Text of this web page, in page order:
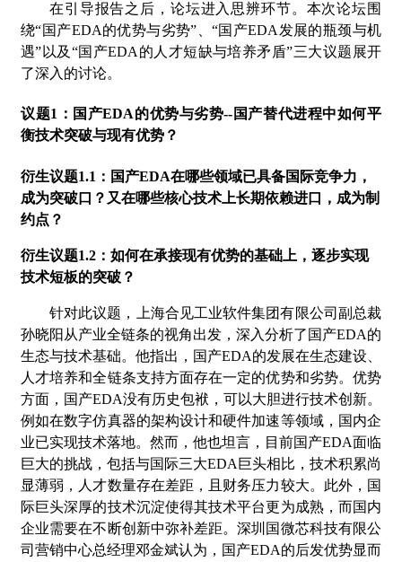
在引导报告之后，论坛进入思辨环节。 本次论坛围
绕“国产EDA的优势与劣势”、“国产EDA发展的瓶颈与机
遇”以及“国产EDA的人才短缺与培养矛盾”三大议题展开
了深入的讨论。
议题1：国产EDA的优势与劣势--国产替代进程中如何平
衡技术突破与现有优势？
衍生议题1.1：国产EDA在哪些领域已具备国际竞争力，
成为突破口？又在哪些核心技术上长期依赖进口，成为制
约点？
衍生议题1.2：如何在承接现有优势的基础上，逐步实现
技术短板的突破？
针对此议题，上海合见工业软件集团有限公司副总裁
孙晓阳从产业全链条的视角出发，深入分析了国产EDA的
生态与技术基础。他指出，国产EDA的发展在生态建设、
人才培养和全链条支持方面存在一定的优势和劣势。 优势
方面 ，国产EDA没有历史包袱，可以大胆进行技术创新。
例如在数字仿真器的架构设计和硬件加速等领域，国内企
业已实现技术落地。然而，他也坦言，目前国产EDA面临
巨大的挑战，包括与国际三大EDA巨头相比，技术积累尚
显薄弱，人才数量存在差距，且财务压力较大。此外，国
际巨头深厚的技术沉淀使得其技术平台更为成熟，而国内
企业需要在不断创新中弥补差距。深圳国微芯科技有限公
司营销中心总经理邓金斌认为，国产EDA的后发优势显而